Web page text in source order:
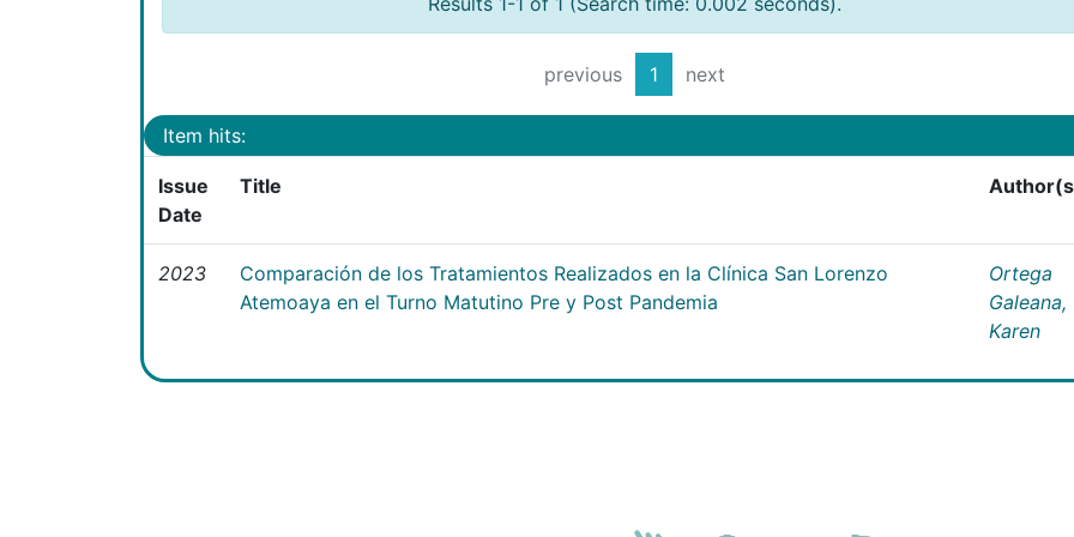
previous 1 next
Item hits:
Issue
Date
Title
2023
Comparación de los Tratamientos Realizados en la Clínica San Lorenzo
Atemoaya en el Turno Matutino Pre y Post Pandemia
Ortega
Galeana,
Karen